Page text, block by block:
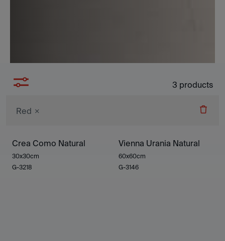
3 products
Red
Crea Como Natural
30x30cm
G-3218
Vienna Urania Natural
60x60cm
G-3146